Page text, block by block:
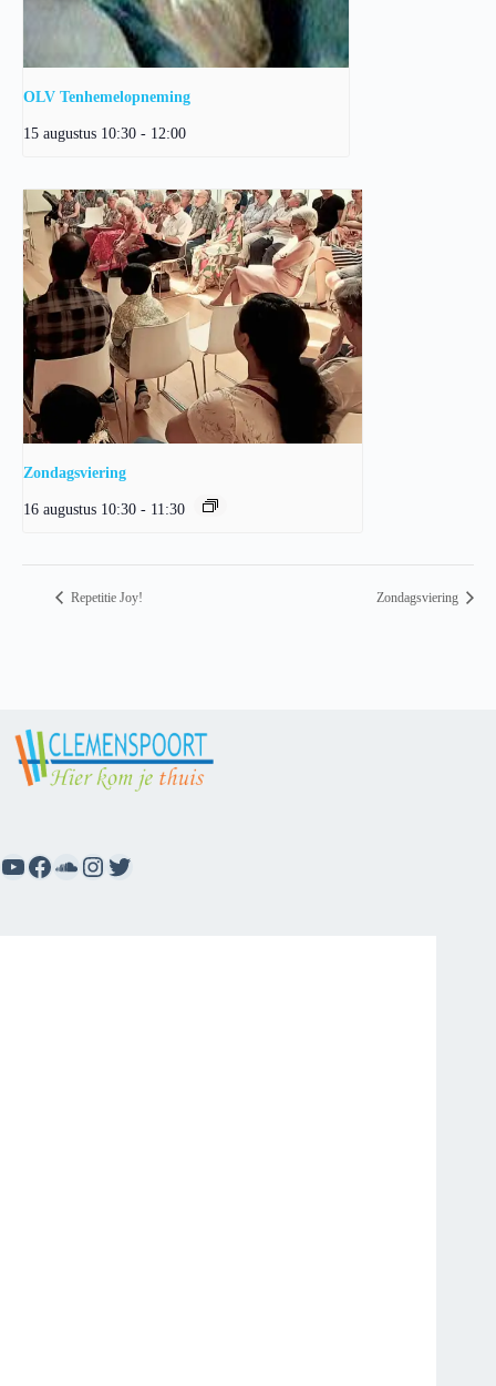
OLV Tenhemelopneming
15 augustus 10:30 - 12:00
Zondagsviering
16 augustus 10:30 - 11:30
Repetitie Joy! Zondagsviering
YouTube
Facebook
SoundCloud
Instagram
Twitter